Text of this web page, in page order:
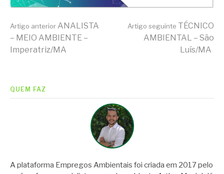
Continue
Artigo anterior ANALISTA
– MEIO AMBIENTE –
Imperatriz/MA
Artigo seguinte TÉCNICO
AMBIENTAL – São
Luís/MA
QUEM FAZ
A plataforma Empregos Ambientais foi criada em 2017 pelo